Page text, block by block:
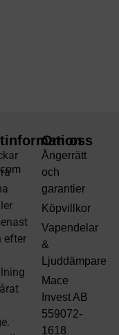
efter
Om oss
Ångerrätt
och
garantier
Köpvillkor
Vapendelar
&
Ljuddämpare
Mace
Invest AB
559072-
1618